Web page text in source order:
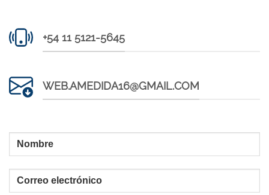
+54 11 5121-5645
WEB.AMEDIDA16@GMAIL.COM